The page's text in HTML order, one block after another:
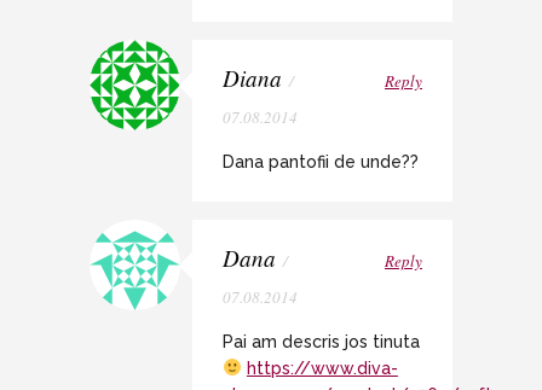
Diana /
07.08.2014
Reply
Dana pantofii de unde??
Dana /
07.08.2014
Reply
Pai am descris jos tinuta
https://www.diva-